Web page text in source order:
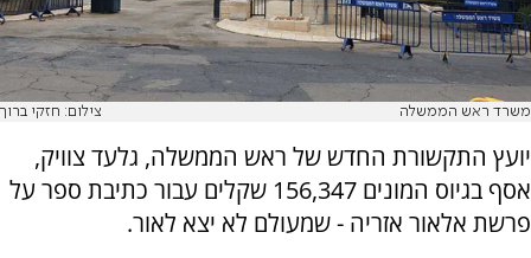
משרד ראש הממשלה צילום: חזקי ברוך
יועץ התקשורת החדש של ראש הממשלה, גלעד צוויק,
אסף בגיוס המונים 156,347 שקלים עבור כתיבת ספר על
פרשת אלאור אזריה - שמעולם לא יצא לאור.